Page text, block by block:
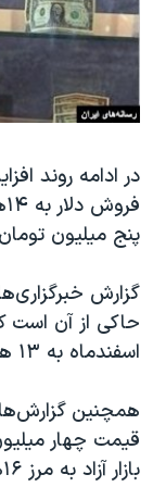
فرهنگ و زندگی
اقتصادی
اسرائیل در جنگ
گالری عکس
مستندها
انتخابات ریاست
حمله جمهوری
ورزش زنان در
اعتراضات زن،
تریبونال مردمی
دادگاه حمید نوری
قانون شفافیت
اعتراضات مردمی
دنبال کنید
زبانهای
در ادامه روند
پنج میلیون
گزارش
حاکی از آن است
اسفندماه به ۱۳ هزار و ۶۵۰ تومان رسید.
همچنین
بازار آزاد به مرز ۱۶هزارتومان رسید.